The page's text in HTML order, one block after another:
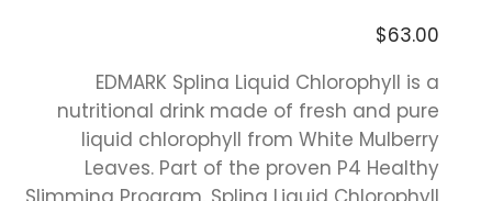
$63.00
EDMARK Splina Liquid Chlorophyll is a
nutritional drink made of fresh and pure
liquid chlorophyll from White Mulberry
Leaves. Part of the proven P4 Healthy